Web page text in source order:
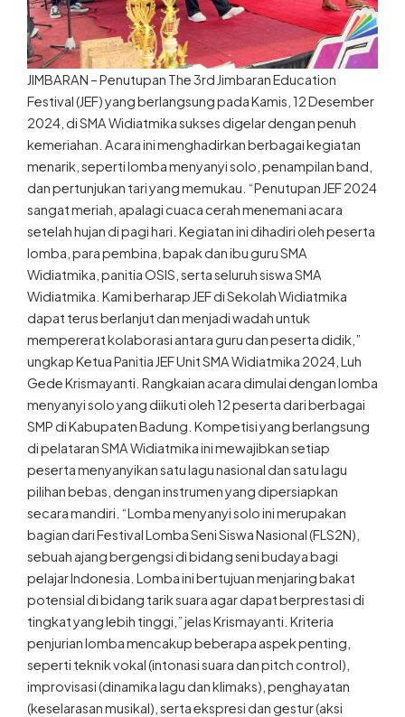
JIMBARAN – Penutupan The 3rd Jimbaran Education
Festival (JEF) yang berlangsung pada Kamis, 12 Desember
2024, di SMA Widiatmika sukses digelar dengan penuh
kemeriahan. Acara ini menghadirkan berbagai kegiatan
menarik, seperti lomba menyanyi solo, penampilan band,
dan pertunjukan tari yang memukau. “Penutupan JEF 2024
sangat meriah, apalagi cuaca cerah menemani acara
setelah hujan di pagi hari. Kegiatan ini dihadiri oleh peserta
lomba, para pembina, bapak dan ibu guru SMA
Widiatmika, panitia OSIS, serta seluruh siswa SMA
Widiatmika. Kami berharap JEF di Sekolah Widiatmika
dapat terus berlanjut dan menjadi wadah untuk
mempererat kolaborasi antara guru dan peserta didik,”
ungkap Ketua Panitia JEF Unit SMA Widiatmika 2024, Luh
Gede Krismayanti. Rangkaian acara dimulai dengan lomba
menyanyi solo yang diikuti oleh 12 peserta dari berbagai
SMP di Kabupaten Badung. Kompetisi yang berlangsung
di pelataran SMA Widiatmika ini mewajibkan setiap
peserta menyanyikan satu lagu nasional dan satu lagu
pilihan bebas, dengan instrumen yang dipersiapkan
secara mandiri. “Lomba menyanyi solo ini merupakan
bagian dari Festival Lomba Seni Siswa Nasional (FLS2N),
sebuah ajang bergengsi di bidang seni budaya bagi
pelajar Indonesia. Lomba ini bertujuan menjaring bakat
potensial di bidang tarik suara agar dapat berprestasi di
tingkat yang lebih tinggi,” jelas Krismayanti. Kriteria
penjurian lomba mencakup beberapa aspek penting,
seperti teknik vokal (intonasi suara dan pitch control),
improvisasi (dinamika lagu dan klimaks), penghayatan
(keselarasan musikal), serta ekspresi dan gestur (aksi